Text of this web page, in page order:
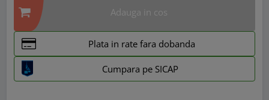
Adauga in cos
Plata in rate fara dobanda
Cumpara pe SICAP